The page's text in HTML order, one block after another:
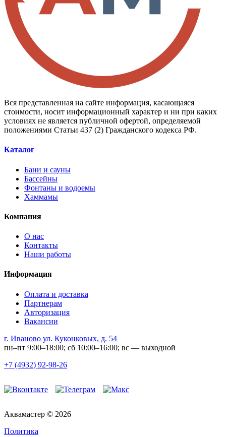
Вся представленная на сайте информация, касающаяся
стоимости, носит информационный характер и ни при каких
условиях не является публичной офертой, определяемой
положениями Статьи 437 (2) Гражданского кодекса РФ.
Каталог
Бани и сауны
Бассейны
Фонтаны и водоемы
Хаммамы
Компания
О нас
Контакты
Наши работы
Информация
Оплата и доставка
Партнерам
Авторизация
Вакансии
г. Иваново ул. Куконковых, д. 54
пн–пт 9:00–18:00; сб 10:00–16:00; вс — выходной
+7 (4932) 92-98-26
Аквамастер © 2026
Политика